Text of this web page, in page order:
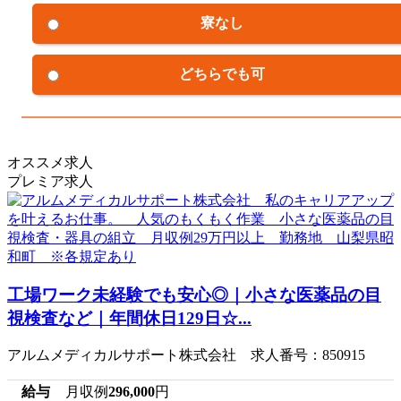
寮なし
どちらでも可
オススメ求人
プレミア求人
工場ワーク未経験でも安心◎｜小さな医薬品の目
視検査など｜年間休日129日☆...
アルムメディカルサポート株式会社 求人番号：850915
給与 月収例296,000円